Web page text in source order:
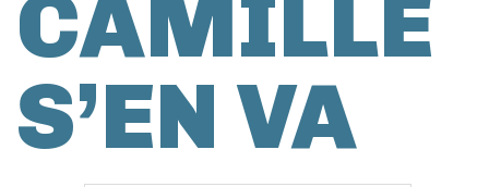
CAMILLE
S’EN VA